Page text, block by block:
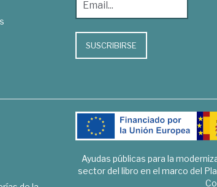
SUSCRIBIRSE
Ayudas públicas para la
sector del libro en el marco del